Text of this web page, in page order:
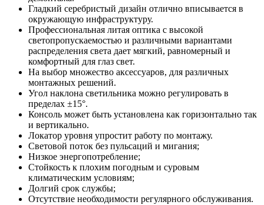
Гладкий серебристый дизайн отлично вписывается в
окружающую инфраструктуру.
Профессиональная литая оптика с высокой
светопропускаемостью и различными вариантами
распределения света дает мягкий, равномерный и
комфортный для глаз свет.
На выбор множество аксессуаров, для различных
монтажных решений.
Угол наклона светильника можно регулировать в
пределах ±15°.
Консоль может быть установлена как горизонтально так
и вертикально.
Локатор уровня упростит работу по монтажу.
Световой поток без пульсаций и мигания;
Низкое энергопотребление;
Стойкость к плохим погодным и суровым
климатическим условиям;
Долгий срок службы;
Отсутствие необходимости регулярного обслуживания.